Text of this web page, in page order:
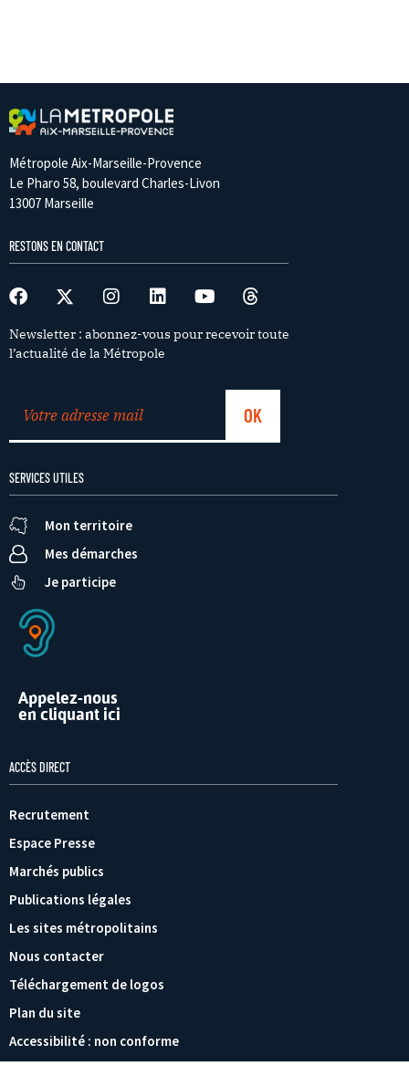
Métropole Aix-Marseille-Provence
Le Pharo 58, boulevard Charles-Livon
13007 Marseille
RESTONS EN CONTACT
Newsletter : abonnez-vous pour recevoir toute
l’actualité de la Métropole
SERVICES UTILES
Mon territoire
Mes démarches
Je participe
Appelez-nous
en cliquant ici
ACCÈS DIRECT
Recrutement
Espace Presse
Marchés publics
Publications légales
Les sites métropolitains
Nous contacter
Téléchargement de logos
Plan du site
Accessibilité : non conforme